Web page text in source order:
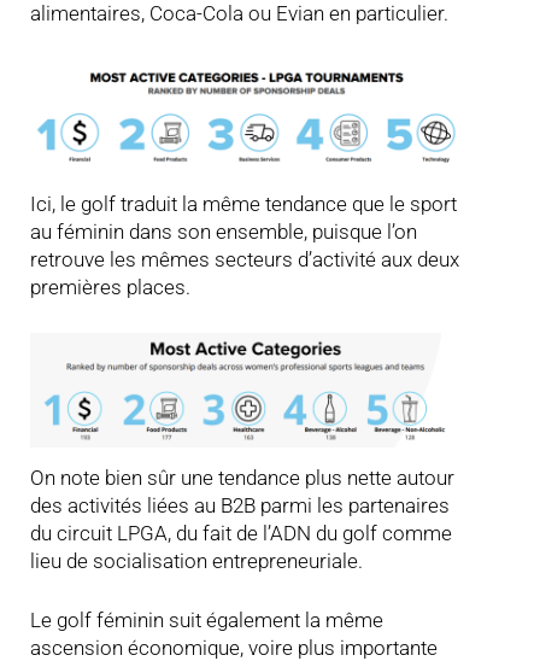
alimentaires, Coca-Cola ou Evian en particulier.
Ici, le golf traduit la même tendance que le sport
au féminin dans son ensemble, puisque l’on
retrouve les mêmes secteurs d’activité aux deux
premières places.
On note bien sûr une tendance plus nette autour
des activités liées au B2B parmi les partenaires
du circuit LPGA, du fait de l’ADN du golf comme
lieu de socialisation entrepreneuriale.
Le golf féminin suit également la même
ascension économique, voire plus importante